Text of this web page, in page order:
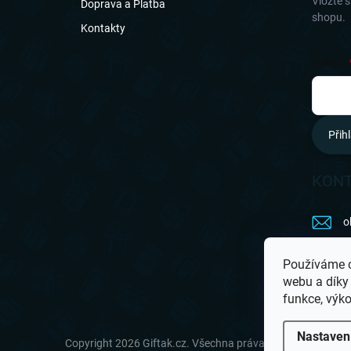
Používáme
webu a
funkce,
Doprava a Platba
Kontakty
shopu.
Copyright 2026 Giftak.cz. Všechna práva vyhrazena.